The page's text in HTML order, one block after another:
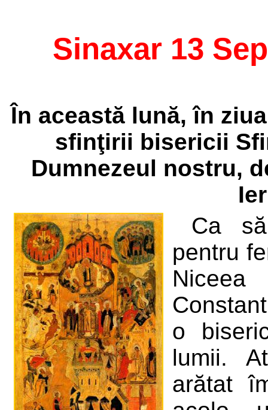
Sinaxar 13
În această lună, în
sfinţirii bisericii
Dumnezeul nostru,
Ca
pentru
o
lumii.
arătat